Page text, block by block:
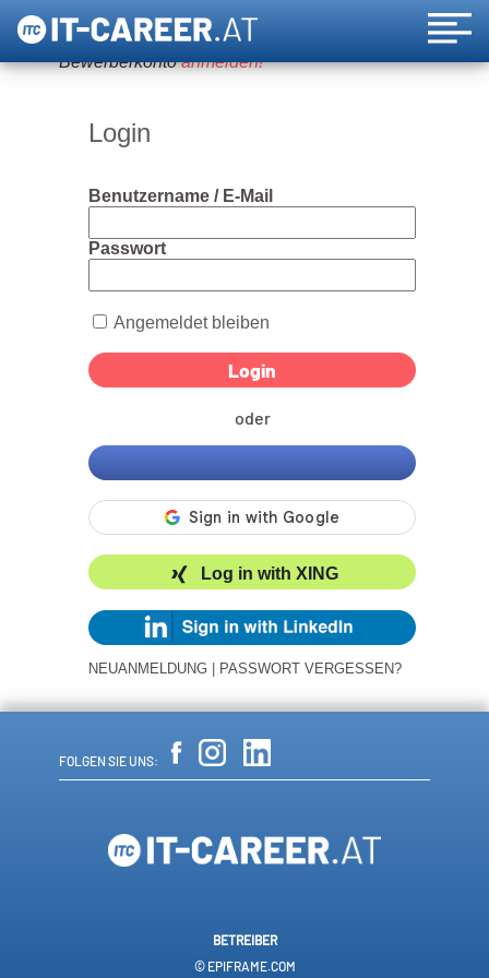
Um diese Funktion nutzen zu können, bitte ein
Bewerberkontoanmelden!
Login
Benutzername / E-Mail
Passwort
Angemeldet bleiben
oder
Log in with XING
NEUANMELDUNG PASSWORT VERGESSEN?
FOLGEN SIE UNS:
BETREIBER
© EPIFRAME.COM